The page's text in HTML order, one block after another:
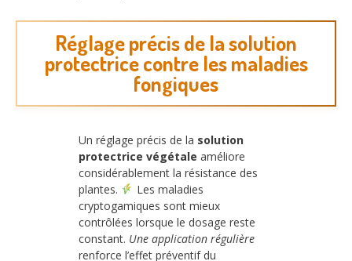
Réglage précis de la solution
protectrice contre les maladies
fongiques
Un réglage précis de la solution
protectrice végétale améliore
considérablement la résistance des
plantes.
Les maladies
cryptogamiques sont mieux
contrôlées lorsque le dosage reste
constant. Une application régulière
renforce l’effet préventif du